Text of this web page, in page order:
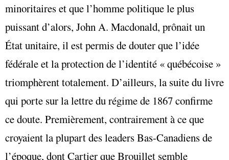
minoritaires et que l’homme politique le plus
puissant d’alors, John A. Macdonald, prônait un
État unitaire, il est permis de douter que l’idée
fédérale et la protection de l’identité « québécoise »
triomphèrent totalement. D’ailleurs, la suite du livre
qui porte sur la lettre du régime de 1867 confirme
ce doute. Premièrement, contrairement à ce que
croyaient la plupart des leaders Bas-Canadiens de
l’époque, dont Cartier que Brouillet semble